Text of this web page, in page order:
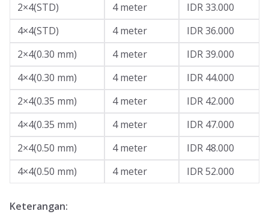
2×4(STD)
4 meter
IDR 33.000
4×4(STD)
4 meter
IDR 36.000
2×4(0.30 mm)
4 meter
IDR 39.000
4×4(0.30 mm)
4 meter
IDR 44.000
2×4(0.35 mm)
4 meter
IDR 42.000
4×4(0.35 mm)
4 meter
IDR 47.000
2×4(0.50 mm)
4 meter
IDR 48.000
4×4(0.50 mm)
4 meter IDR 52.000
Keterangan: